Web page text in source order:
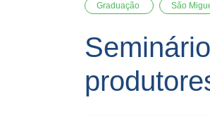
Graduação São